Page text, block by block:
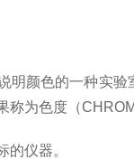
明颜色的一种实
为色度（
的仪器。